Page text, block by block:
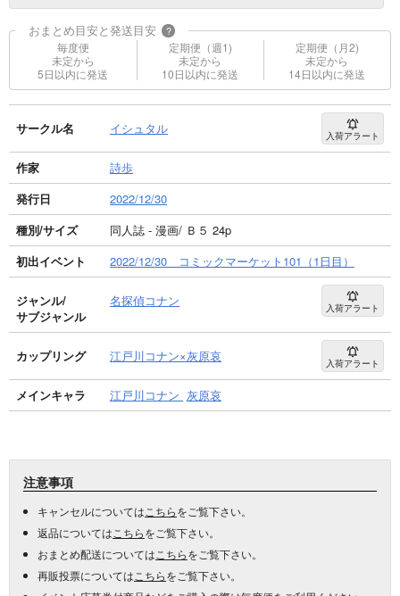
おまとめ目安と発送目安 ?
毎度便
未定から
5日以内に発送
定期便（週1)
未定から
10日以内に発送
定期便（月2)
未定から
14日以内に発送
サークル名 イシュタル 入荷アラート
作家
詩歩
発行日
2022/12/30
種別/サイズ
同人誌 - 漫画/ Ｂ５ 24p
初出イベント
2022/12/30 コミックマーケット101（1日目）
ジャンル/
サブジャンル
名探偵コナン 入荷アラート
カップリング 江戸川コナン×灰原哀 入荷アラート
メインキャラ 江戸川コナン 灰原哀
注意事項
キャンセルについては こちらをご覧下さい。
返品については こちらをご覧下さい。
おまとめ配送については こちらをご覧下さい。
再販投票については こちらをご覧下さい。